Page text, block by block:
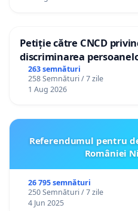
Petiție către CNCD
discriminarea
către utilizatorul TikTok
263 semnături
258 Semnături / 7 zile
1 Aug 2026
Referendumul pentru
României
26 795 semnături
250 Semnături / 7 zile
4 Jun 2025